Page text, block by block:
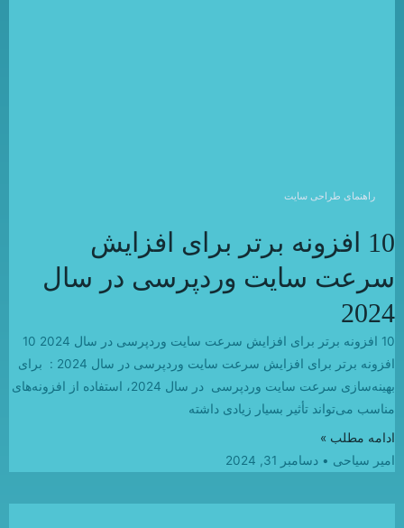
راهنمای طراحی سایت
10 افزونه برتر برای افزایش
سرعت سایت وردپرسی در سال
2024
10 افزونه برتر برای افزایش سرعت سایت وردپرسی در سال 2024 10
افزونه برتر برای افزایش سرعت سایت وردپرسی در سال 2024 : برای
بهینه‌سازی سرعت سایت وردپرسی در سال 2024، استفاده از افزونه‌های
مناسب می‌تواند تأثیر بسیار زیادی داشته
ادامه مطلب »
امیر سیاحی
دسامبر 31, 2024